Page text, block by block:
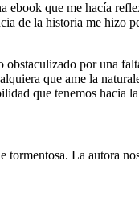
que me hacía
de la historia me hizo
por una
que ame la
que tenemos hacia
La autora